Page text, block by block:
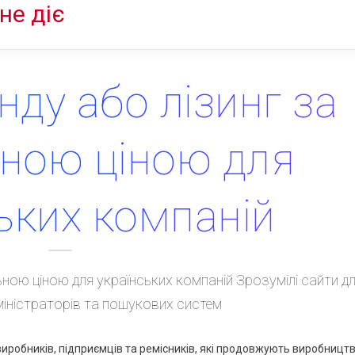
діє
або лізинг за
ціною для
компаній
ціною для українських компаній Зрозумілі сайти
та пошукових систем
підприємців та ремісників, які продовжують